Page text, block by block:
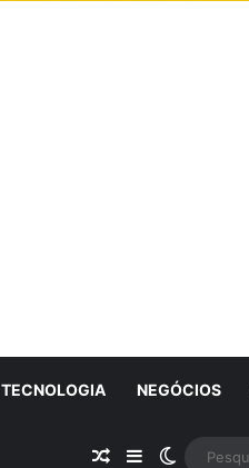
TECNOLOGIA NEGÓCIOS
Artigo Aleatório
SidebarSwitch